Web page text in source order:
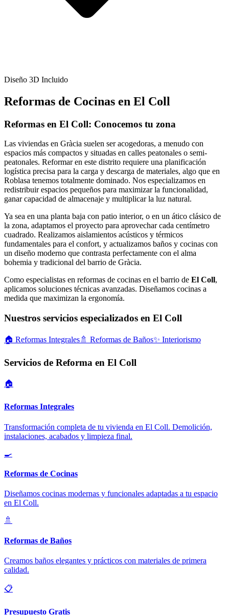
Diseño 3D Incluido
Reformas de Cocinas en El Coll
Reformas en El Coll: Conocemos tu zona
Las viviendas en Gràcia suelen ser acogedoras, a menudo con
espacios más compactos y situadas en calles peatonales o semi-
peatonales. Reformar en este distrito requiere una planificación
logística precisa para la carga y descarga de materiales, algo que en
Roblasa tenemos totalmente dominado. Nos especializamos en
redistribuir espacios pequeños para maximizar la funcionalidad,
ganar capacidad de almacenaje y multiplicar la luz natural.
Ya sea en una planta baja con patio interior, o en un ático clásico de
la zona, adaptamos el proyecto para aprovechar cada centímetro
cuadrado. Realizamos aislamientos acústicos y térmicos
fundamentales para el confort, y actualizamos baños y cocinas con
un diseño moderno que contrasta perfectamente con el alma
bohemia y tradicional del barrio de Gràcia.
Como especialistas en reformas de cocinas en el barrio de El Coll,
aplicamos soluciones técnicas avanzadas. Diseñamos cocinas a
medida que maximizan la ergonomía.
Nuestros servicios especializados en El Coll
🏠 Reformas Integrales🚿 Reformas de Baños✨ Interiorismo
Servicios de Reforma en El Coll
🏠
Reformas Integrales
Transformación completa de tu vivienda en El Coll. Demolición,
instalaciones, acabados y limpieza final.
🍳
Reformas de Cocinas
Diseñamos cocinas modernas y funcionales adaptadas a tu espacio
en El Coll.
🚿
Reformas de Baños
Creamos baños elegantes y prácticos con materiales de primera
calidad.
📋
Presupuesto Gratis